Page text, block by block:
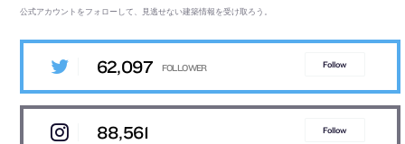
公式アカウントをフォローして、見逃せない建築情報を受け取ろう。
62,097 Follow
88,561 Follow